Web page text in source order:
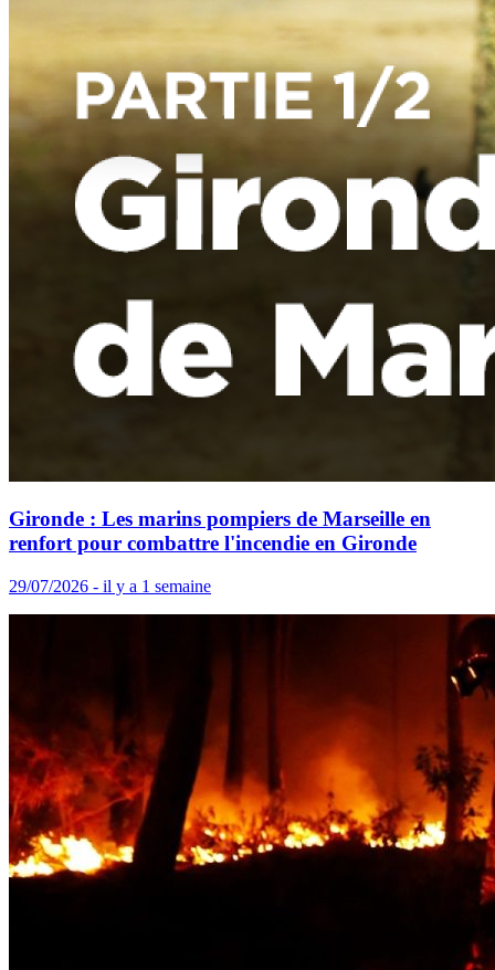
Gironde : Les marins pompiers de Marseille en
renfort pour combattre l'incendie en Gironde
29/07/2026 - il y a 1 semaine